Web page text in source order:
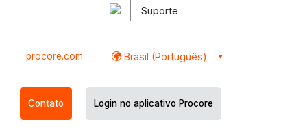
Suporte
procore.com Brasil (Português)
Contato Login no aplicativo Procore